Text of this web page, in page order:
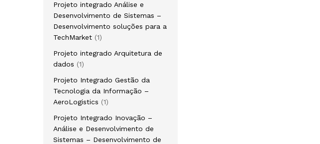
Projeto integrado Análise e
Desenvolvimento de Sistemas –
Desenvolvimento soluções para a
TechMarket
11
Projeto integrado Arquitetura de
dados
11
Projeto Integrado Gestão da
Tecnologia da Informação –
AeroLogistics
11
Projeto Integrado Inovação –
Análise e Desenvolvimento de
Sistemas – Desenvolvimento de